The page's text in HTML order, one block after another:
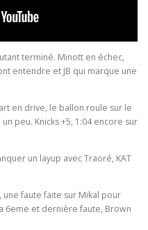
terminé. Minott en échec,
entendre et JB qui marque une
en drive, le ballon roule sur le
peu. Knicks +5, 1:04 encore sur
un layup avec Traoré, KAT
une faute faite sur Mikal pour
6eme et dernière faute, Brown